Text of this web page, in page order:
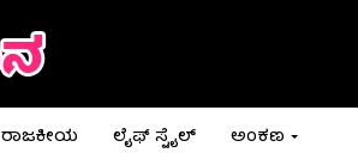
ರಾಜಕೀಯ ಲೈಫ್ ಸ್ಟೈಲ್ ಅಂಕಣ